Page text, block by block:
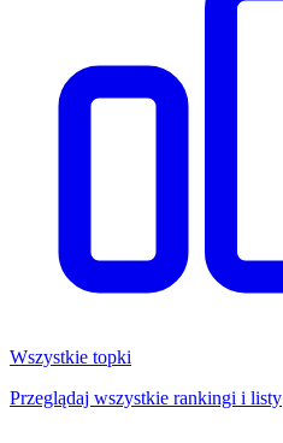
Wszystkie topki
Przeglądaj wszystkie rankingi i listy